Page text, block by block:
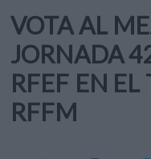
VOTA AL
JORNADA
RFEF EN
RFFM